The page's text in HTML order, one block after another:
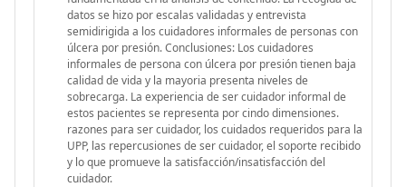
datos se hizo por escalas validadas y entrevista
semidirigida a los cuidadores informales de personas con
úlcera por presión. Conclusiones: Los cuidadores
informales de persona con úlcera por presión tienen baja
calidad de vida y la mayoria presenta niveles de
sobrecarga. La experiencia de ser cuidador informal de
estos pacientes se representa por cindo dimensiones.
razones para ser cuidador, los cuidados requeridos para la
UPP, las repercusiones de ser cuidador, el soporte recibido
y lo que promueve la satisfacción/insatisfacción del
cuidador.